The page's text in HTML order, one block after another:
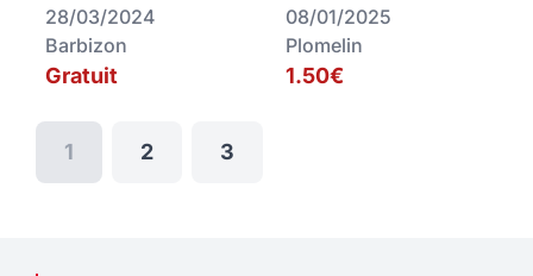
28/03/2024
Barbizon
Gratuit
08/01/2025
Plomelin
1.50€
1 2 3